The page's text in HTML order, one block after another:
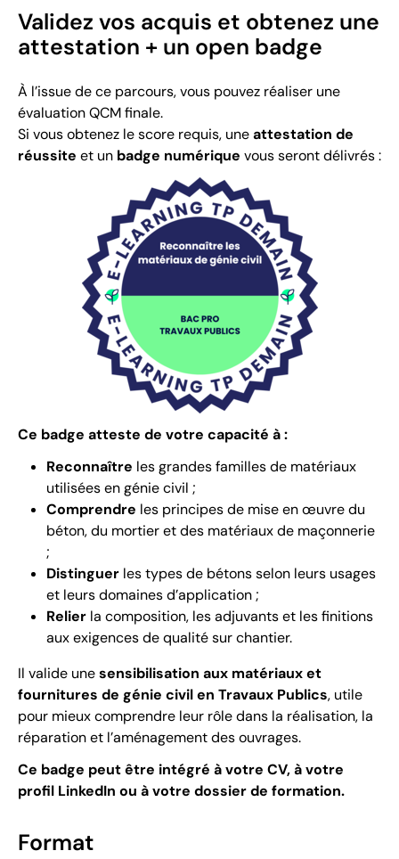
Validez vos acquis et obtenez une
attestation + un open badge
À l’issue de ce parcours, vous pouvez réaliser une
évaluation QCM finale.
Si vous obtenez le score requis, uneattestation de
réussite et un badge numérique vous seront délivrés :
Ce badge atteste de votre capacité à :
Reconnaître les grandes familles de matériaux
utilisées en génie civil ;
Comprendre les principes de mise en œuvre du
béton, du mortier et des matériaux de maçonnerie
;
Distinguer les types de bétons selon leurs usages
et leurs domaines d’application ;
Relier la composition, les adjuvants et les finitions
aux exigences de qualité sur chantier.
Il valide unesensibilisation aux matériaux et
fournitures de génie civil en Travaux Publics, utile
pour mieux comprendre leur rôle dans la réalisation, la
réparation et l’aménagement des ouvrages.
Ce badge peut être intégré à votre CV, à votre
profil LinkedIn ou à votre dossier de formation.
Format